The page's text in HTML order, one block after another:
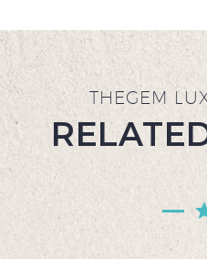
THEGEM